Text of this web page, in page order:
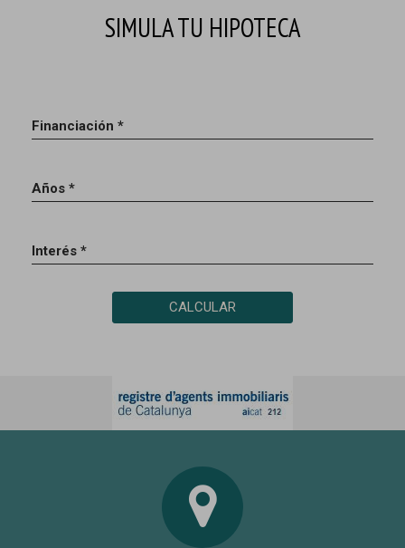
SIMULA TU HIPOTECA
Financiación *
Años *
Interés *
CALCULAR